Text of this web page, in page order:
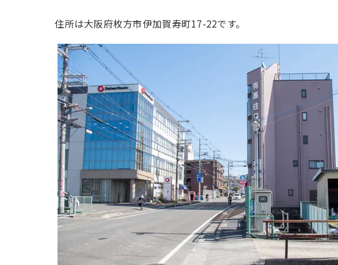
住所は大阪府枚方市伊加賀寿町17-22です。